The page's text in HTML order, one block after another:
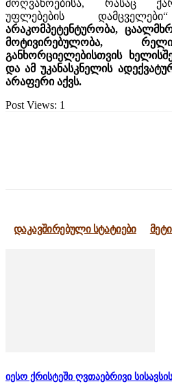
მოღვაწოებისა, რასაც
უფლებების
არაკომპეტენტურობა,
მოტივირებულობა,
განხორციელებისთვის
და ამ უკანასკნელის
არაფერი აქვს.
Post Views: 1
დაკავშირებული სტატიები
იესო ქრისტეში ღვთაებრივი